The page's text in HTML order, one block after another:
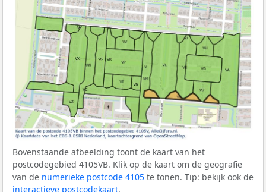
Bovenstaande afbeelding toont de kaart van het
postcodegebied 4105VB. Klik op de kaart om de geografie
van de numerieke postcode 4105 te tonen. Tip: bekijk ook de
interactieve postcodekaart.